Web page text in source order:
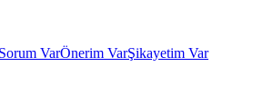
VarÖnerim VarŞikayetim Var